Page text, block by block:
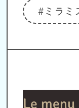
#ミラミ
Le